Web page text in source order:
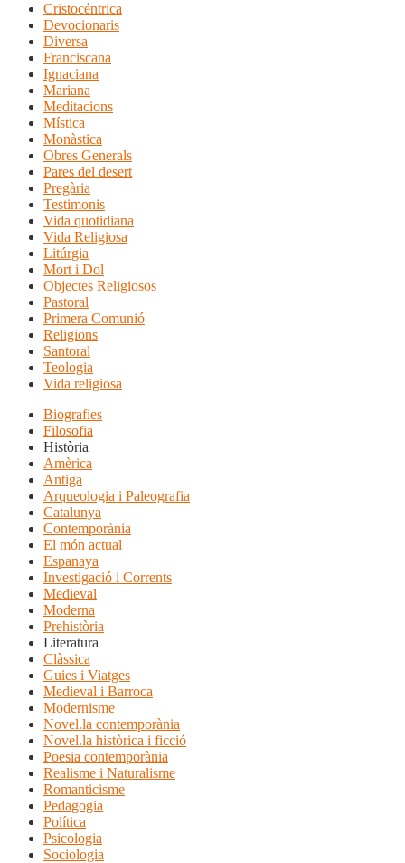
Cristocéntrica
Devocionaris
Diversa
Franciscana
Ignaciana
Mariana
Meditacions
Mística
Monàstica
Obres Generals
Pares del desert
Pregària
Testimonis
Vida quotidiana
Vida Religiosa
Litúrgia
Mort i Dol
Objectes Religiosos
Pastoral
Primera Comunió
Religions
Santoral
Teologia
Vida religiosa
Biografies
Filosofia
Història
Amèrica
Antiga
Arqueologia i Paleografia
Catalunya
Contemporània
El món actual
Espanaya
Investigació i Corrents
Medieval
Moderna
Prehistòria
Literatura
Clàssica
Guies i Viatges
Medieval i Barroca
Modernisme
Novel.la contemporània
Novel.la històrica i ficció
Poesia contemporània
Realisme i Naturalisme
Romanticisme
Pedagogia
Política
Psicologia
Sociologia